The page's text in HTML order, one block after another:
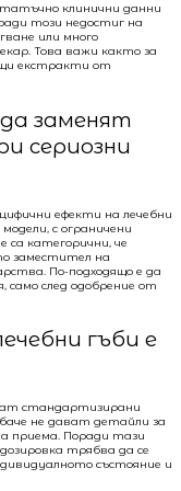
клинични данни
този недостиг на
или много
Това важи както за
екстракти от
заменят
сериозни
ефекти на лечебни
с ограничени
категорични, че
заместител на
По-подходящо е да
само след одобрение от
гъби е
стандартизирани
не дават детайли за
приема. Поради тази
трябва да се
състояние и